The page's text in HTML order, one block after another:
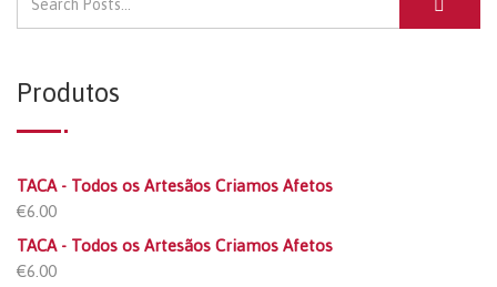
Produtos
TACA - Todos os Artesãos Criamos Afetos
€6.00
TACA - Todos os Artesãos Criamos Afetos
€6.00